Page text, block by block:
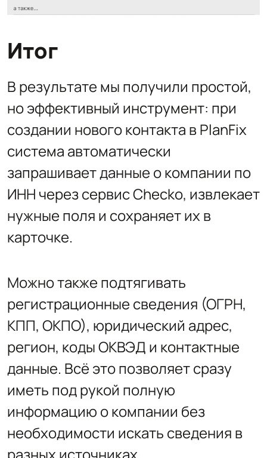
Итог
В результате мы получили простой,
но эффективный инструмент: при
создании нового контакта в PlanFix
система автоматически
запрашивает данные о компании по
ИНН через сервис Checko, извлекает
нужные поля и сохраняет их в
карточке.
Можно также подтягивать
регистрационные сведения (ОГРН,
КПП, ОКПО), юридический адрес,
регион, коды ОКВЭД и контактные
данные. Всё это позволяет сразу
иметь под рукой полную
информацию о компании без
необходимости искать сведения в